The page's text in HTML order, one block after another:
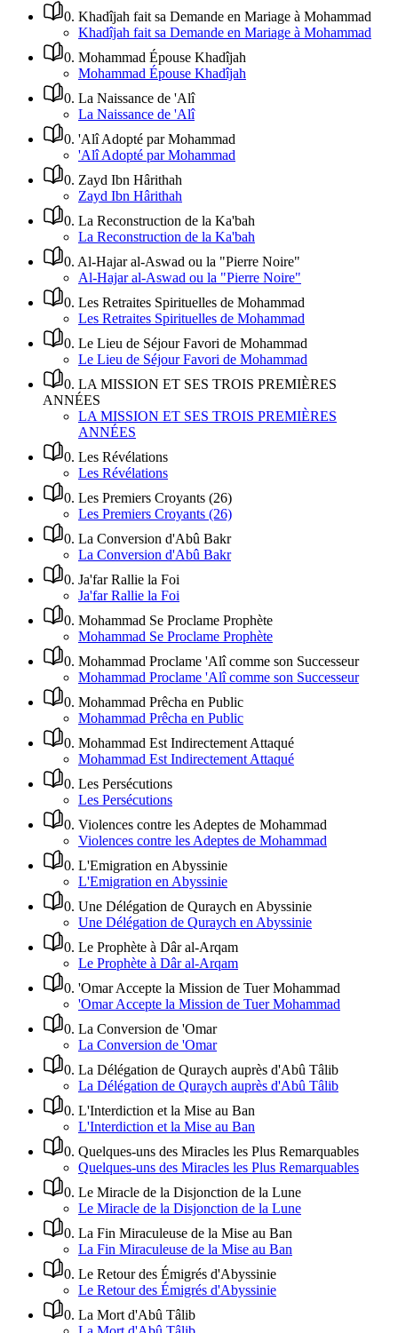
0. Khadîjah fait sa Demande en Mariage à Mohammad
Khadîjah fait sa Demande en Mariage à Mohammad
0. Mohammad Épouse Khadîjah
Mohammad Épouse Khadîjah
0. La Naissance de 'Alî
La Naissance de 'Alî
0. 'Alî Adopté par Mohammad
'Alî Adopté par Mohammad
0. Zayd Ibn Hârithah
Zayd Ibn Hârithah
0. La Reconstruction de la Ka'bah
La Reconstruction de la Ka'bah
0. Al-Hajar al-Aswad ou la "Pierre Noire"
Al-Hajar al-Aswad ou la "Pierre Noire"
0. Les Retraites Spirituelles de Mohammad
Les Retraites Spirituelles de Mohammad
0. Le Lieu de Séjour Favori de Mohammad
Le Lieu de Séjour Favori de Mohammad
0. LA MISSION ET SES TROIS PREMIÈRES
ANNÉES
LA MISSION ET SES TROIS PREMIÈRES
ANNÉES
0. Les Révélations
Les Révélations
0. Les Premiers Croyants (26)
Les Premiers Croyants (26)
0. La Conversion d'Abû Bakr
La Conversion d'Abû Bakr
0. Ja'far Rallie la Foi
Ja'far Rallie la Foi
0. Mohammad Se Proclame Prophète
Mohammad Se Proclame Prophète
0. Mohammad Proclame 'Alî comme son Successeur
Mohammad Proclame 'Alî comme son Successeur
0. Mohammad Prêcha en Public
Mohammad Prêcha en Public
0. Mohammad Est Indirectement Attaqué
Mohammad Est Indirectement Attaqué
0. Les Persécutions
Les Persécutions
0. Violences contre les Adeptes de Mohammad
Violences contre les Adeptes de Mohammad
0. L'Emigration en Abyssinie
L'Emigration en Abyssinie
0. Une Délégation de Quraych en Abyssinie
Une Délégation de Quraych en Abyssinie
0. Le Prophète à Dâr al-Arqam
Le Prophète à Dâr al-Arqam
0. 'Omar Accepte la Mission de Tuer Mohammad
'Omar Accepte la Mission de Tuer Mohammad
0. La Conversion de 'Omar
La Conversion de 'Omar
0. La Délégation de Quraych auprès d'Abû Tâlib
La Délégation de Quraych auprès d'Abû Tâlib
0. L'Interdiction et la Mise au Ban
L'Interdiction et la Mise au Ban
0. Quelques-uns des Miracles les Plus Remarquables
Quelques-uns des Miracles les Plus Remarquables
0. Le Miracle de la Disjonction de la Lune
Le Miracle de la Disjonction de la Lune
0. La Fin Miraculeuse de la Mise au Ban
La Fin Miraculeuse de la Mise au Ban
0. Le Retour des Émigrés d'Abyssinie
Le Retour des Émigrés d'Abyssinie
0. La Mort d'Abû Tâlib